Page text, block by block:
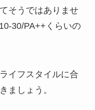
そうではありませ
30/PA++くらいの
イフスタイルに合
ましょう。